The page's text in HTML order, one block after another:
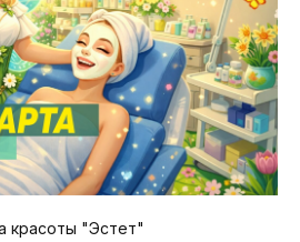
красоты "Эстет"